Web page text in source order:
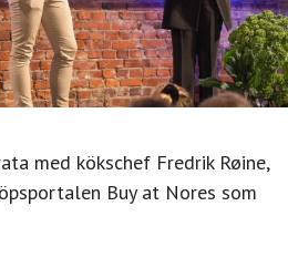
med kökschef Fredrik Røine,
Buy at Nores som